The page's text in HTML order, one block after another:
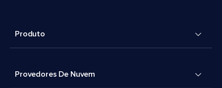
Produto
Provedores De Nuvem